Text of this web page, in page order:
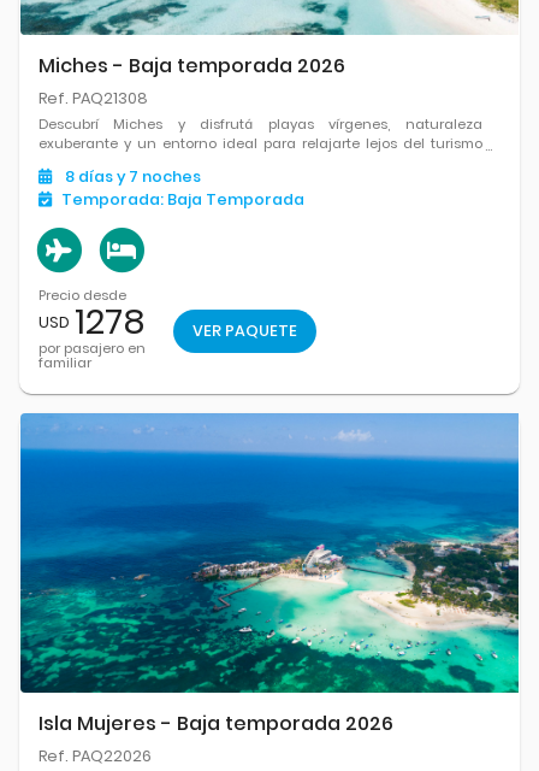
Miches - Baja temporada 2026
Ref. PAQ21308
Descubrí Miches y disfrutá playas vírgenes, naturaleza
exuberante y un entorno ideal para relajarte lejos del turismo
8 díasy 7 noches
Temporada: Baja Temporada
Precio desde
USD 1278
por pasajero en
familiar
VER PAQUETE
Isla Mujeres - Baja temporada 2026
Ref. PAQ22026